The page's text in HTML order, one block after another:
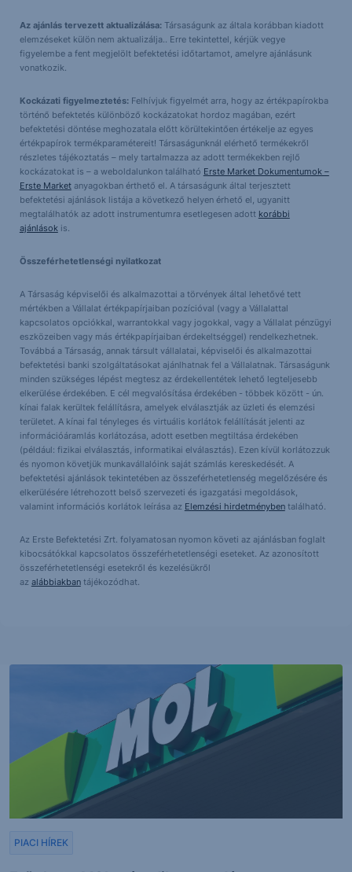
Az ajánlás tervezett aktualizálása:Társaságunk az általa korábban kiadott
elemzéseket külön nem aktualizálja.. Erre tekintettel, kérjük vegye
figyelembe a fent megjelölt befektetési időtartamot, amelyre ajánlásunk
vonatkozik.
Kockázati figyelmeztetés:Felhívjuk figyelmét arra, hogy az értékpapírokba
történő befektetés különböző kockázatokat hordoz magában, ezért
befektetési döntése meghozatala előtt körültekintően értékelje az egyes
értékpapírok termékparamétereit! Társaságunknál elérhető termékekről
részletes tájékoztatás – mely tartalmazza az adott termékekben rejlő
kockázatokat is – a weboldalunkon található Erste Market Dokumentumok –
Erste Marketanyagokban érthető el. A társaságunk által terjesztett
befektetési ajánlások listája a következő helyen érhető el, ugyanitt
megtalálhatók az adott instrumentumra esetlegesen adott korábbi
ajánlásokis.
Összeférhetetlenségi nyilatkozat
A Társaság képviselői és alkalmazottai a törvények által lehetővé tett
mértékben a Vállalat értékpapírjaiban pozícióval (vagy a Vállalattal
kapcsolatos opciókkal, warrantokkal vagy jogokkal, vagy a Vállalat pénzügyi
eszközeiben vagy más értékpapírjaiban érdekeltséggel) rendelkezhetnek.
Továbbá a Társaság, annak társult vállalatai, képviselői és alkalmazottai
befektetési banki szolgáltatásokat ajánlhatnak fel a Vállalatnak. Társaságunk
minden szükséges lépést megtesz az érdekellentétek lehető legteljesebb
elkerülése érdekében. E cél megvalósítása érdekében - többek között - ún.
kínai falak kerültek felállításra, amelyek elválasztják az üzleti és elemzési
területet. A kínai fal tényleges és virtuális korlátok felállítását jelenti az
információáramlás korlátozása, adott esetben megtiltása érdekében
(például: fizikai elválasztás, informatikai elválasztás). Ezen kívül korlátozzuk
és nyomon követjük munkavállalóink saját számlás kereskedését. A
befektetési ajánlások tekintetében az összeférhetetlenség megelőzésére és
elkerülésére létrehozott belső szervezeti és igazgatási megoldások,
valamint információs korlátok leírása az Elemzési hirdetménybentalálható.
Az Erste Befektetési Zrt. folyamatosan nyomon követi az ajánlásban foglalt
kibocsátókkal kapcsolatos összeférhetetlenségi eseteket. Az azonosított
összeférhetetlenségi esetekről és kezelésükről
az alábbiakbantájékozódhat.
PIACI HÍREK